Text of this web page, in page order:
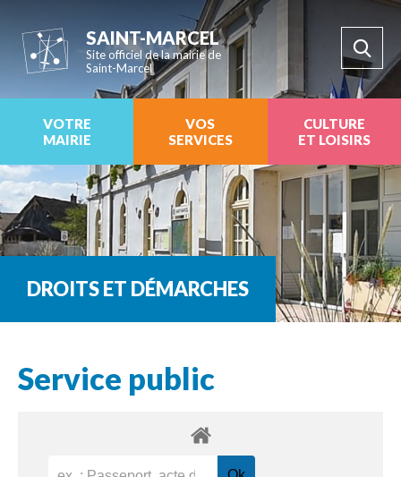
SAINT-MARCEL
Site officiel de la mairie de
Saint-Marcel
VOTRE
MAIRIE
VOS
SERVICES
CULTURE
ET LOISIRS
DROITS ET DÉMARCHES
Service public